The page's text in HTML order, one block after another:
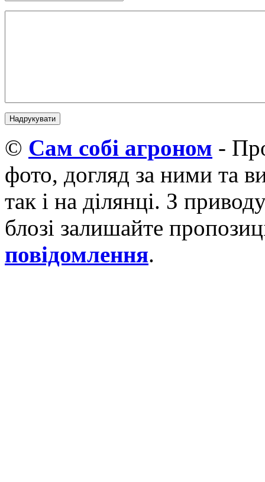
© Cам собі агроном -
фото, догляд за ними та
так і на ділянці. З
блозі залишайте
повідомлення.